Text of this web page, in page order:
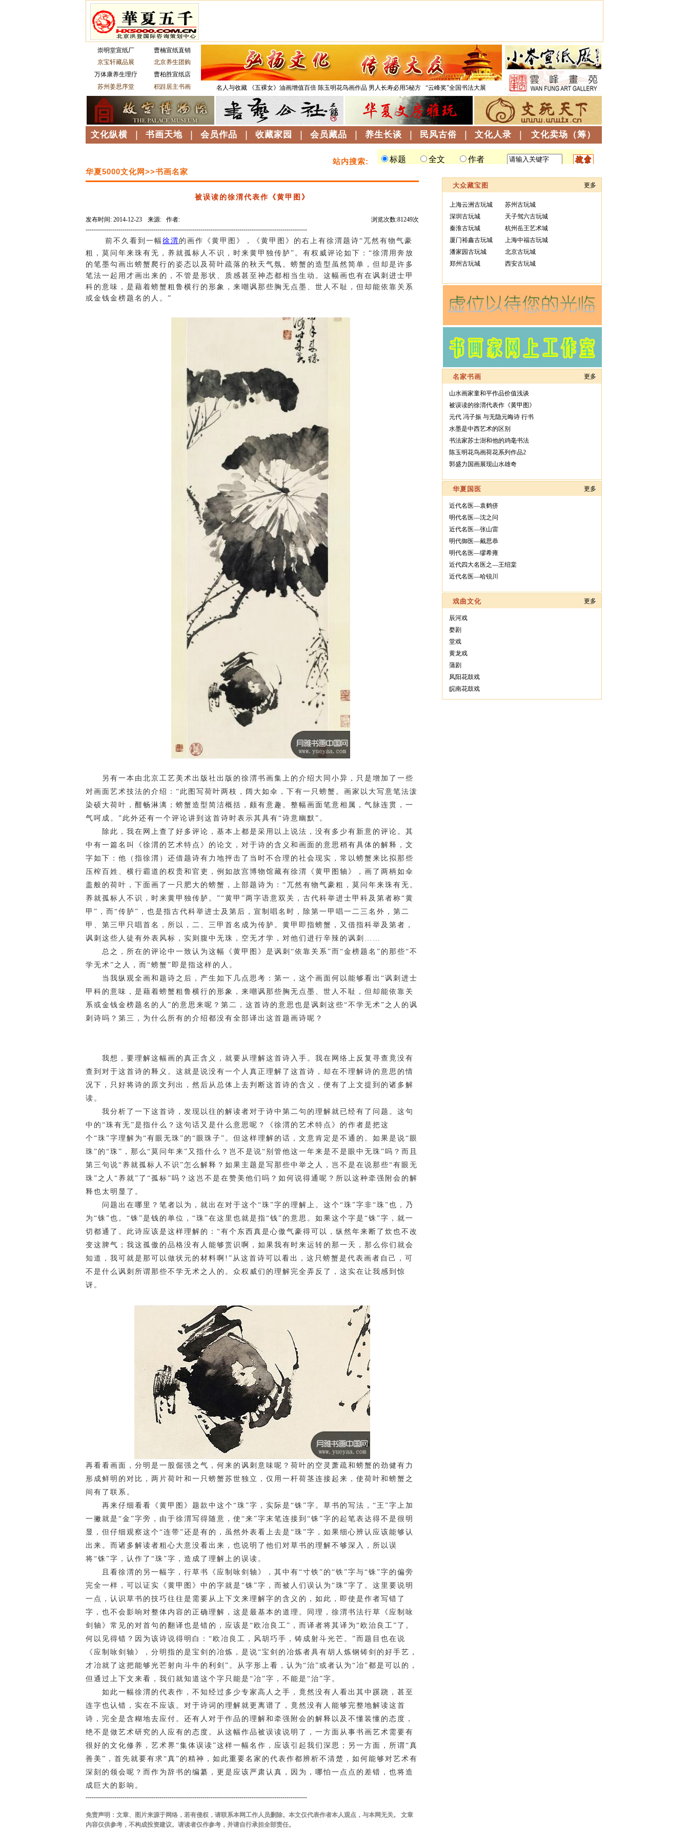
崇明堂宣纸厂
曹楠宣纸直销
京宝轩藏品展
北京养生团购
万体康养生理疗
曹柏胜宣纸店
苏州姜思序堂
积跬居主书画 名人与收藏 《五裸女》油画增值百倍 陈玉明花鸟画作品 男人长寿必用5秘方 “云峰奖”全国书法大展
文化纵横 书画天地 会员作品 收藏家园 会员藏品 养生长谈 民风古俗 文化人录 文化卖场（筹）
站内搜索:
华夏5000文化网>>书画名家
被误读的徐渭代表作《黄甲图》
发布时间: 2014-12-23 来源: 作者:
浏览次数:81249次
------------------------------------------------------------------------------------------------------------
前不久看到一幅 徐渭 的画作《黄甲图》，《黄甲图》的右上有徐渭题诗“兀然有物气豪
粗，莫问年来珠有无，养就孤标人不识，时来黄甲独传胪”。有权威评论如下：“徐渭用奔放
的笔墨勾画出螃蟹爬行的姿态以及荷叶疏落的秋天气氛。螃蟹的造型虽然简单，但却是许多
笔法一起用才画出来的，不管是形状、质感甚至神态都相当生动。这幅画也有在讽刺进士甲
科的意味，是藉着螃蟹粗鲁横行的形象，来嘲讽那些胸无点墨、世人不耻，但却能依靠关系
或金钱金榜题名的人。”
另有一本由北京工艺美术出版社出版的徐渭书画集上的介绍大同小异，只是增加了一些
对画面艺术技法的介绍：“此图写荷叶两枝，阔大如伞，下有一只螃蟹。画家以大写意笔法泼
染硕大荷叶，酣畅淋漓；螃蟹造型简洁概括，颇有意趣。整幅画面笔意相属，气脉连贯，一
气呵成。”此外还有一个评论讲到这首诗时表示其具有“诗意幽默”。
除此，我在网上查了好多评论，基本上都是采用以上说法，没有多少有新意的评论。其
中有一篇名叫《徐渭的艺术特点》的论文，对于诗的含义和画面的意思稍有具体的解释，文
字如下：他（指徐渭）还借题诗有力地抨击了当时不合理的社会现实，常以螃蟹来比拟那些
压榨百姓、横行霸道的权贵和官吏，例如故宫博物馆藏有徐渭《黄甲图轴》，画了两柄如伞
盖般的荷叶，下面画了一只肥大的螃蟹，上部题诗为：“兀然有物气豪粗，莫问年来珠有无。
养就孤标人不识，时来黄甲独传胪。”“黄甲”两字语意双关，古代科举进士甲科及第者称“黄
甲”，而“传胪”，也是指古代科举进士及第后，宣制唱名时，除第一甲唱一二三名外，第二
甲、第三甲只唱首名，所以，二、三甲首名成为传胪。黄甲即指螃蟹，又借指科举及第者，
讽刺这些人徒有外表风标，实则腹中无珠，空无才学，对他们进行辛辣的讽刺……
总之，所在的评论中一致认为这幅《黄甲图》是讽刺“依靠关系”而“金榜题名”的那些“不
学无术”之人，而“螃蟹”即是指这样的人。
当我纵观全画和题诗之后，产生如下几点思考：第一，这个画面何以能够看出“讽刺进士
甲科的意味，是藉着螃蟹粗鲁横行的形象，来嘲讽那些胸无点墨、世人不耻，但却能依靠关
系或金钱金榜题名的人”的意思来呢？第二，这首诗的意思也是讽刺这些“不学无术”之人的讽
刺诗吗？第三，为什么所有的介绍都没有全部译出这首题画诗呢？
我想，要理解这幅画的真正含义，就要从理解这首诗入手。我在网络上反复寻查竟没有
查到对于这首诗的释义。这就是说没有一个人真正理解了这首诗，却在不理解诗的意思的情
况下，只好将诗的原文列出，然后从总体上去判断这首诗的含义，便有了上文提到的诸多解
读。
我分析了一下这首诗，发现以往的解读者对于诗中第二句的理解就已经有了问题。这句
中的“珠有无”是指什么？这句话又是什么意思呢？《徐渭的艺术特点》的作者是把这
个“珠”字理解为“有眼无珠”的“眼珠子”。但这样理解的话，文意肯定是不通的。如果是说“眼
珠”的“珠”，那么“莫问年来”又指什么？岂不是说“别管他这一年来是不是眼中无珠”吗？而且
第三句说“养就孤标人不识”怎么解释？如果主题是写那些中举之人，岂不是在说那些“有眼无
珠”之人“养就”了“孤标”吗？这岂不是在赞美他们吗？如何说得通呢？所以这种牵强附会的解
释也太明显了。
问题出在哪里？笔者以为，就出在对于这个“珠”字的理解上。这个“珠”字非“珠”也，乃
为“铢”也。“铢”是钱的单位，“珠”在这里也就是指“钱”的意思。如果这个字是“铢”字，就一
切都通了。此诗应该是这样理解的：“有个东西真是心傲气豪得可以，纵然年来断了炊也不改
变这脾气；我这孤傲的品格没有人能够赏识啊，如果我有时来运转的那一天，那么你们就会
知道，我可就是那可以做状元的材料啊!”从这首诗可以看出，这只螃蟹是代表画者自己，可
不是什么讽刺所谓那些不学无术之人的。众权威们的理解完全弄反了，这实在让我感到惊
讶。
再看看画面，分明是一股倔强之气，何来的讽刺意味呢？荷叶的空灵萧疏和螃蟹的劲健有力
形成鲜明的对比，两片荷叶和一只螃蟹苏世独立，仅用一杆荷茎连接起来，使荷叶和螃蟹之
间有了联系。
再来仔细看看《黄甲图》题款中这个“珠”字，实际是“铢”字。草书的写法，“王”字上加
一撇就是“金”字旁，由于徐渭写得随意，使“来”字末笔连接到“铢”字的起笔表达得不是很明
显，但仔细观察这个“连带”还是有的，虽然外表看上去是“珠”字，如果细心辨认应该能够认
出来。而诸多解读者粗心大意没看出来，也说明了他们对草书的理解不够深入，所以误
将“铢”字，认作了“珠”字，造成了理解上的误读。
且看徐渭的另一幅字，行草书《应制咏剑轴》，其中有“寸铁”的“铁”字与“铢”字的偏旁
完全一样，可以证实《黄甲图》中的字就是“铢”字，而被人们误认为“珠”字了。这里要说明
一点，认识草书的技巧往往是需要从上下文来理解字的含义的，如此，即使是作者写错了
字，也不会影响对整体内容的正确理解，这是最基本的道理。同理，徐渭书法行草《应制咏
剑轴》常见的对首句的翻译也是错的，应该是“欧冶良工”，而译者将其译为“欧治良工”了。
何以见得错？因为该诗说得明白：“欧冶良工，风胡巧手，铸成射斗光芒。”而题目也在说
《应制咏剑轴》，分明指的是宝剑的冶炼，是说“宝剑的冶炼者具有胡人炼钢铸剑的好手艺，
才冶就了这把能够光芒射向斗牛的利剑”。从字形上看，认为“治”或者认为“冶”都是可以的，
但通过上下文来看，我们就知道这个字只能是“冶”字，不能是“治”字。
如此一幅徐渭的代表作，不知经过多少专家高人之手，竟然没有人看出其中蹊跷，甚至
连字也认错，实在不应该。对于诗词的理解就更离谱了，竟然没有人能够完整地解读这首
诗，完全是含糊地去应付。还有人对于作品的理解和牵强附会的解释以及不懂装懂的态度，
绝不是做艺术研究的人应有的态度。从这幅作品被误读说明了，一方面从事书画艺术需要有
很好的文化修养，艺术界“集体误读”这样一幅名作，应该引起我们深思；另一方面，所谓“真
善美”，首先就要有求“真”的精神，如此重要名家的代表作都辨析不清楚，如何能够对艺术有
深刻的领会呢？而作为辞书的编纂，更是应该严肃认真，因为，哪怕一点点的差错，也将造
成巨大的影响。
------------------------------------------------------------------------------------------------------------
免责声明：文章、图片来源于网络，若有侵权，请联系本网工作人员删除。本文仅代表作者本人观点，与本网无关。 文章
内容仅供参考，不构成投资建议。请读者仅作参考，并请自行承担全部责任。
更多
大众藏宝图
上海云洲古玩城
深圳古玩城
秦淮古玩城
厦门裕鑫古玩城
潘家园古玩城
郑州古玩城
苏州古玩城
天子驾六古玩城
杭州岳王艺术城
上海中福古玩城
北京古玩城
西安古玩城
更多
名家书画
山水画家童和平作品价值浅谈
被误读的徐渭代表作《黄甲图》
元代 冯子振 与无隐元晦诗 行书
水墨是中西艺术的区别
书法家苏士澍和他的鸡毫书法
陈玉明花鸟画荷花系列作品2
郭盛力国画展现山水雄奇
更多
华夏国医
近代名医—袁鹤侪
明代名医—沈之问
近代名医—张山雷
明代御医—戴思恭
明代名医—缪希雍
近代四大名医之—王绍棠
近代名医—哈锐川
更多
戏曲文化
辰河戏
婺剧
堂戏
黄龙戏
蒲剧
凤阳花鼓戏
皖南花鼓戏